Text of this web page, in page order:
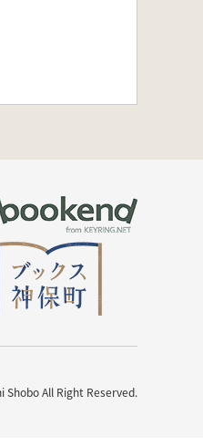
All Right Reserved.